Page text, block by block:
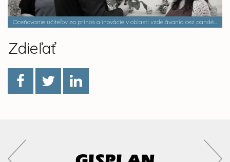
Oceňovanie učiteľov za prínos a inovácie v oblasti vzdelávania cez pandémiu COVID-19
Zdieľať